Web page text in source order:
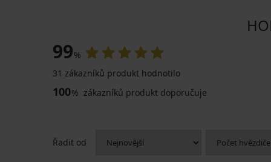
99%
31 zákazníků produkt hodnotilo
100% zákazníků produkt doporučuje
Řadit od